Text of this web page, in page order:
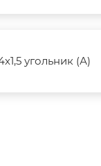
угольник (А)